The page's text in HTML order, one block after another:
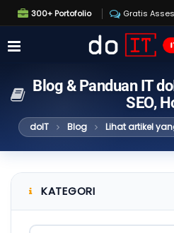
300+ Portofolio Gratis
Blog & Panduan IT
SEO,
doIT Blog Lihat artikel
KATEGORI